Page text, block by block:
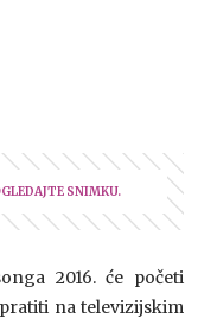
SNIMKU.
2016. će početi
na televizijskim